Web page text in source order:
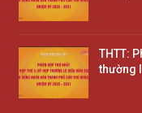
THTT:
thường